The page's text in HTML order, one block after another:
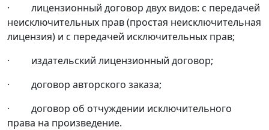
· лицензионный договор двух видов: с передачей
неисключительных прав (простая неисключительная
лицензия) и с передачей исключительных прав;
· издательский лицензионный договор;
· договор авторского заказа;
· договор об отчуждении исключительного
права на произведение.